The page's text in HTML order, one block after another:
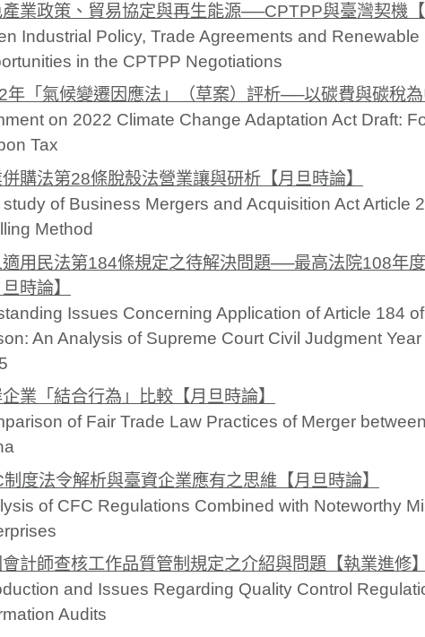
業政策、貿易協定與再生能源──CPTPP與臺灣契機【
Industrial Policy, Trade Agreements and
in the CPTPP Negotiations
年「氣候變遷因應法」（草案）評析──以碳費與碳稅為
on 2022 Climate Change Adaptation Act Draft:
Tax
購法第28條脫殼法營業讓與研析【月旦時論】
of Business Mergers and Acquisition Act Article
Method
適用民法第184條規定之待解決問題──最高法院108年
旦時論】
Issues Concerning Application of Article 184
An Analysis of Supreme Court Civil Judgment
業「結合行為」比較【月旦時論】
of Fair Trade Law Practices of Merger
度法令解析與臺資企業應有之思維【月旦時論】
of CFC Regulations Combined with Noteworthy
計師查核工作品質管制規定之介紹與問題【執業進修】
and Issues Regarding Quality Control
Audits